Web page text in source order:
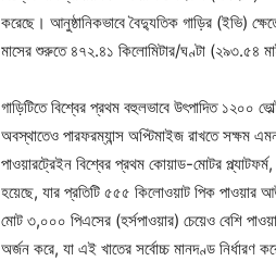
করেছে। আনুষ্ঠানিকভাবে বৈদ্যুতিক গাড়ির (ইভি)
মাসের শুরুতে ৪৭২.৪১ কিলোমিটার/ঘণ্টা (২৯৩.৫৪
গাড়িটিতে বিশ্বের প্রথম বহুলভাবে উৎপাদিত ১২০০
অবস্থাতেও পারফরম্যান্স অপ্টিমাইজ রাখতে সক্ষম
পাওয়ারট্রেইন বিশ্বের প্রথম কোয়াড-মোটর
হয়েছে, যার প্রতিটি ৫৫৫ কিলোওয়াট পিক পাওয়ার
মোট ৩,০০০ পিএসের (হর্সপাওয়ার) চেয়েও বেশি
অর্জন করে, যা এই খাতের সর্বোচ্চ মানদণ্ড